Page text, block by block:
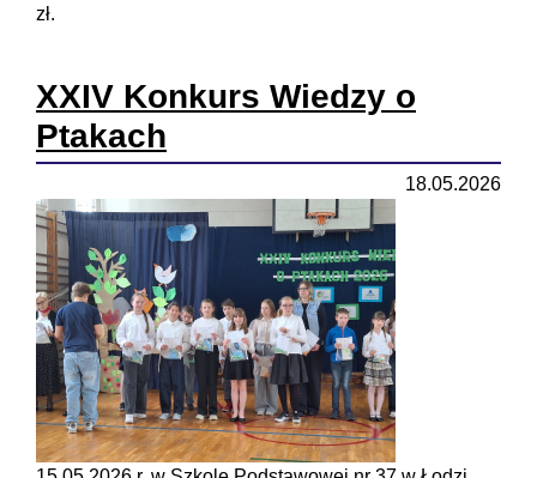
zł.
XXIV Konkurs Wiedzy o
Ptakach
18.05.2026